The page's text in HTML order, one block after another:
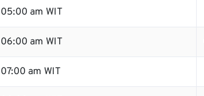
05:00 am WIT
06:00 am WIT
07:00 am WIT